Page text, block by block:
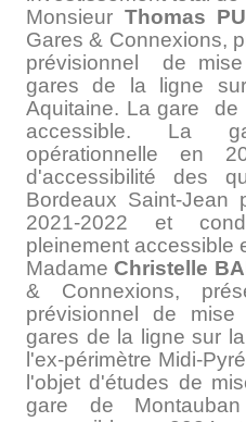
Monsieur Thomas
Gares & Connexions,
prévisionnel de
gares de la ligne
Aquitaine. La gare
accessible. La
opérationnelle en
d'accessibilité des
Bordeaux Saint-Jean
2021-2022 et
pleinement accessible
MadameChristelle
& Connexions,
prévisionnel de
gares de la ligne sur
l'ex-périmètre Midi-
l'objet d'études de
gare de